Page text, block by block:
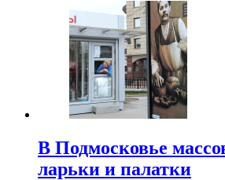
В Подмосковье
ларьки и палатки